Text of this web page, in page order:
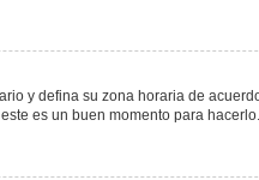
y defina su zona horaria de
es un buen momento para hacerlo.